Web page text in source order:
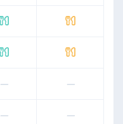
— —
— —